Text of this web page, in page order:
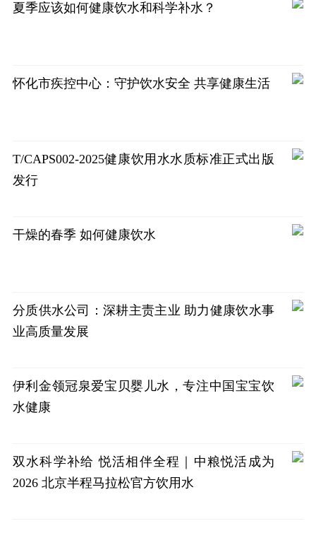
夏季应该如何健康饮水和科学补水？
怀化市疾控中心：守护饮水安全 共享健康生活
T/CAPS002-2025健康饮用水水质标准正式出版
发行
干燥的春季 如何健康饮水
分质供水公司：深耕主责主业 助力健康饮水事
业高质量发展
伊利金领冠泉爱宝贝婴儿水，专注中国宝宝饮
水健康
双水科学补给 悦活相伴全程｜中粮悦活成为
2026 北京半程马拉松官方饮用水